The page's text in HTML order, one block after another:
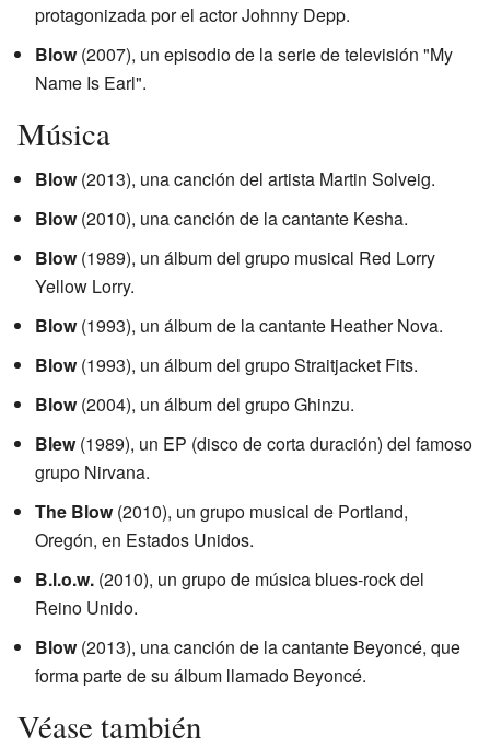
protagonizada por el actor Johnny Depp.
Blow(2007), un episodio de la serie de televisión "My
Name Is Earl".
Música
Blow(2013), una canción del artista Martin Solveig.
Blow(2010), una canción de la cantante Kesha.
Blow(1989), un álbum del grupo musical Red Lorry
Yellow Lorry.
Blow(1993), un álbum de la cantante Heather Nova.
Blow(1993), un álbum del grupo Straitjacket Fits.
Blow(2004), un álbum del grupo Ghinzu.
Blew(1989), un EP (disco de corta duración) del famoso
grupo Nirvana.
The Blow(2010), un grupo musical de Portland,
Oregón, en Estados Unidos.
B.l.o.w. (2010), un grupo de música blues-rock del
Reino Unido.
Blow(2013), una canción de la cantante Beyoncé, que
forma parte de su álbum llamado Beyoncé.
Véase también